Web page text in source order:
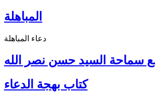
المباهلة
دعاء المباهلة
سماحة السيد حسن نصر الله
كتاب بهجة الدعاء